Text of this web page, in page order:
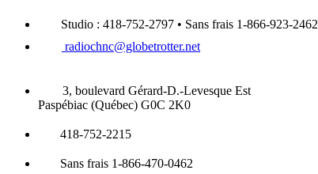
Studio : 418-752-2797 • Sans frais 1-866-923-2462
radiochnc@globetrotter.net
3, boulevard Gérard-D.-Levesque Est
Paspébiac (Québec) G0C 2K0
418-752-2215
Sans frais 1-866-470-0462